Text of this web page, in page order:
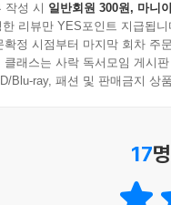
하는 역할도 한다. 이동
울 것이다. 력 중의 력,
해냈다는 성취감은 때로
작성 시 일반회원 300원, 마니
리뷰만 YES포인트 지급됩니
정 시점부터 마지막 회차 주
래스는 사락 독서모임 게시
Blu-ray, 패션 및 판매금지 상
17